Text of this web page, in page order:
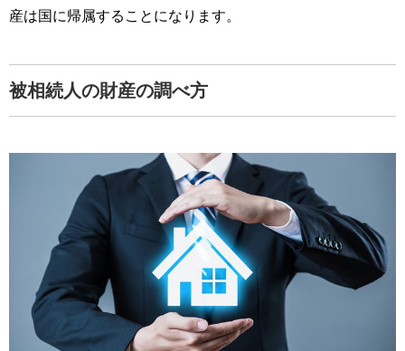
産は国に帰属することになります。
被相続人の財産の調べ方